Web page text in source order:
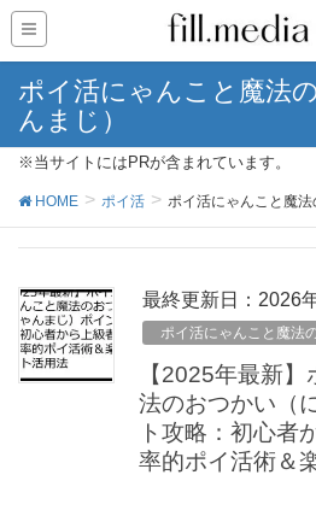
ポイ活にゃんこと魔法
んまじ）
※当サイトにはPRが含まれています。
HOME ポイ活 ポイ活にゃんこと魔法
最終更新日：2026
ポイ活にゃんこと魔法
【2025年最新
法のおつかい（
ト攻略：初心者
率的ポイ活術＆